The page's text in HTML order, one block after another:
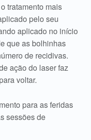
tratamento mais
pelo seu
aplicado no início
que as bolhinhas
de recidivas.
ação do laser faz
voltar.
para as feridas
sessões de